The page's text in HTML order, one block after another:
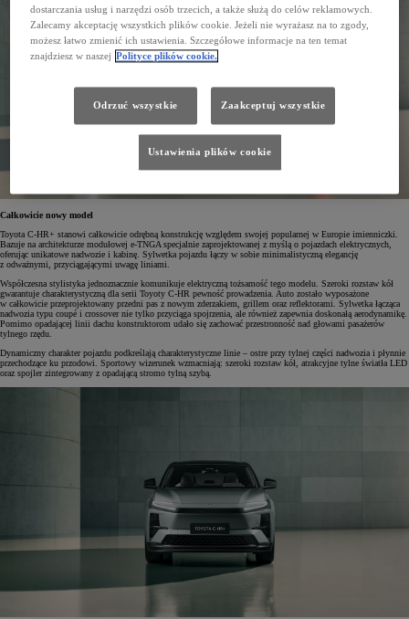
Całkowicie nowy model
Toyota C-HR+ stanowi całkowicie odrębną konstrukcję względem swojej popularnej w Europie imienniczki.
Bazuje na architekturze modułowej e-TNGA specjalnie zaprojektowanej z myślą o pojazdach elektrycznych,
oferując unikatowe nadwozie i kabinę. Sylwetka pojazdu łączy w sobie minimalistyczną elegancję
z odważnymi, przyciągającymi uwagę liniami.
Współczesna stylistyka jednoznacznie komunikuje elektryczną tożsamość tego modelu. Szeroki rozstaw kół
gwarantuje charakterystyczną dla serii Toyoty C-HR pewność prowadzenia. Auto zostało wyposażone
w całkowicie przeprojektowany przedni pas z nowym zderzakiem, grillem oraz reflektorami. Sylwetka łącząca
nadwozia typu coupé i crossover nie tylko przyciąga spojrzenia, ale również zapewnia doskonałą aerodynamikę.
Pomimo opadającej linii dachu konstruktorom udało się zachować przestronność nad głowami pasażerów
tylnego rzędu.
Dynamiczny charakter pojazdu podkreślają charakterystyczne linie – ostre przy tylnej części nadwozia i płynnie
przechodzące ku przodowi. Sportowy wizerunek wzmacniają: szeroki rozstaw kół, atrakcyjne tylne światła LED
oraz spojler zintegrowany z opadającą stromo tylną szybą.
dostarczania usług i narzędzi osób trzecich, a także służą do celów reklamowych.
Zalecamy akceptację wszystkich plików cookie. Jeżeli nie wyrażasz na to zgody,
możesz łatwo zmienić ich ustawienia. Szczegółowe informacje na ten temat
znajdziesz w naszej Polityce plików cookie.
Odrzuć wszystkie Zaakceptuj wszystkie
Ustawienia plików cookie